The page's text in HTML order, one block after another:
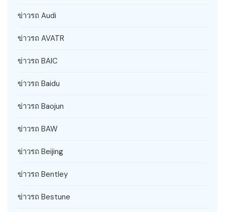
ข่าวรถ Audi
ข่าวรถ AVATR
ข่าวรถ BAIC
ข่าวรถ Baidu
ข่าวรถ Baojun
ข่าวรถ BAW
ข่าวรถ Beijing
ข่าวรถ Bentley
ข่าวรถ Bestune